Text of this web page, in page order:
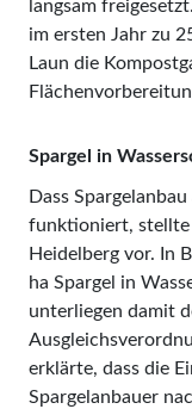
langsam
im ersten Jahr zu
Laun die
Spargel in
Dass
funktioniert, stellte
Heidelberg vor. In
ha Spargel in
unterliegen damit
erklärte, dass die
Spargelanbauer